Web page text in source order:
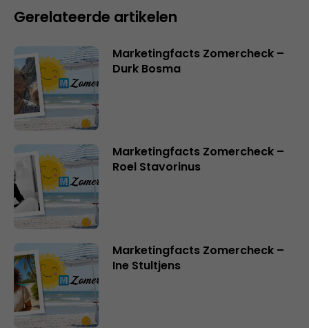
Gerelateerde artikelen
Marketingfacts Zomercheck –
Durk Bosma
Marketingfacts Zomercheck –
Roel Stavorinus
Marketingfacts Zomercheck –
Ine Stultjens